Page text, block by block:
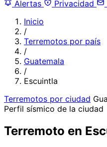
Alertas
Privacidad
Inicio
/
Terremotos por país
/
Guatemala
/
Escuintla
Terremotos por ciudad
Perfil sísmico de la ciudad
Terremoto en